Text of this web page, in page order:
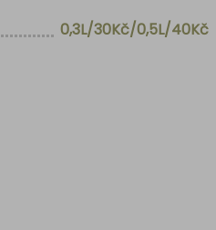
0,3L/30Kč/0,5L/40Kč